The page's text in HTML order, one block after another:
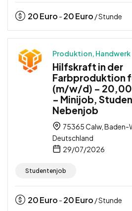
20Euro - 20Euro / Stunde
Produktion, Handwerk
Hilfskraft in der
Farbproduktion
(m/w/d) –
– Minijob,
Nebenjob
75365 Calw, Baden-
Deutschland
29/07/2026
Studentenjob
20Euro - 20Euro / Stunde